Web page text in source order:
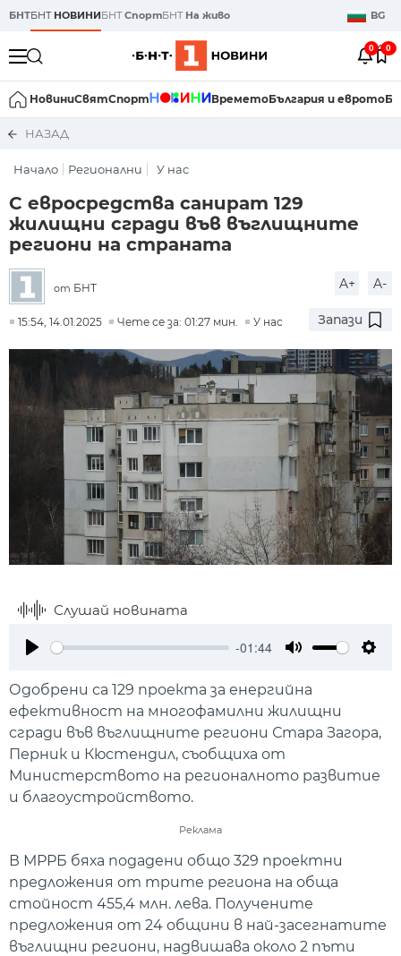
БНТБНТ НОВИНИБНТСпортБНТ На живо BG
0 0
НовиниСвятСпорт ВреметоБългария и еврото
НАЗАД
Начало Регионални У нас
С евросредства санират 129
жилищни сгради във въглищните
региони на страната
от БНТ A+ A-
15:54, 14.01.2025 Чете се за: 01:27 мин. У нас Запази
Слушай новината
-01:44
Одобрени са 129 проекта за енергийна
ефективност на многофамилни жилищни
сгради във въглищните региони Стара Загора,
Перник и Кюстендил, съобщиха от
Министерството на регионалното развитие
и благоустройството.
Реклама
В МРРБ бяха подадени общо 329 проектни
предложения от трите региона на обща
стойност 455,4 млн. лева. Получените
предложения от 24 общини в най-засегнатите
въглищни региони, надвишава около 2 пъти